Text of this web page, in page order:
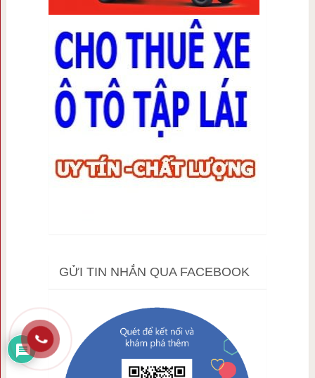
GỬI TIN NHẮN QUA FACEBOOK